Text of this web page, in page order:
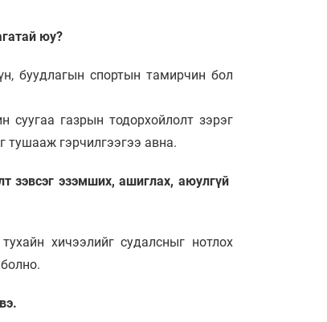
юу?
буудлагын спортын тамирчин бол
суугаа газрын тодорхойлолт зэрэг
тушааж гэрчилгээгээ авна.
зэвсэг эзэмших, ашиглах, аюулгүй
хичээлийг судалсныг нотлох